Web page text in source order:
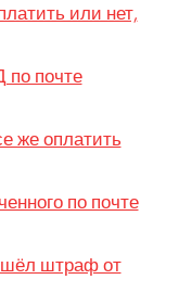
или нет,
почте
же оплатить
по почте
штраф от